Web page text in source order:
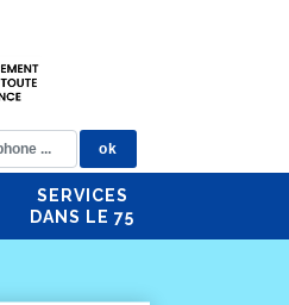
SERVICES
DANS LE 75